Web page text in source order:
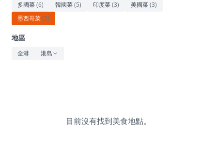
休閒
音樂
多國菜(6) 韓國菜(5) 印度菜(3) 美國菜(3)
墨西哥菜(2)
地區
全港 港島
目前沒有找到美食地點。